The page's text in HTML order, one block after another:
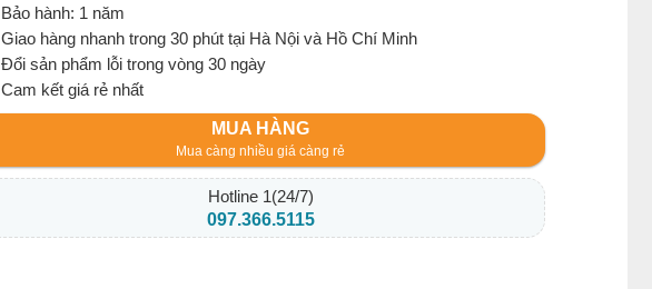
Bảo hành: 1 năm
Giao hàng nhanh trong 30 phút tại Hà Nội và Hồ Chí Minh
Đổi sản phẩm lỗi trong vòng 30 ngày
Cam kết giá rẻ nhất
MUA HÀNG
Mua càng nhiều giá càng rẻ
Hotline 1(24/7)
097.366.5115